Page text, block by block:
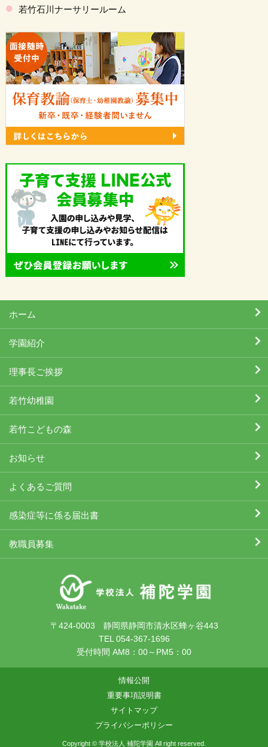
若竹石川ナーサリールーム
ホーム
学園紹介
理事長ご挨拶
若竹幼稚園
若竹こどもの森
お知らせ
よくあるご質問
感染症等に係る届出書
教職員募集
〒424-0003 静岡県静岡市清水区蜂ヶ谷443
TEL 054-367-1696
受付時間 AM8：00～PM5：00
情報公開
重要事項説明書
サイトマップ
プライバシーポリシー
Copyright © 学校法人 補陀学園 All right reserved.